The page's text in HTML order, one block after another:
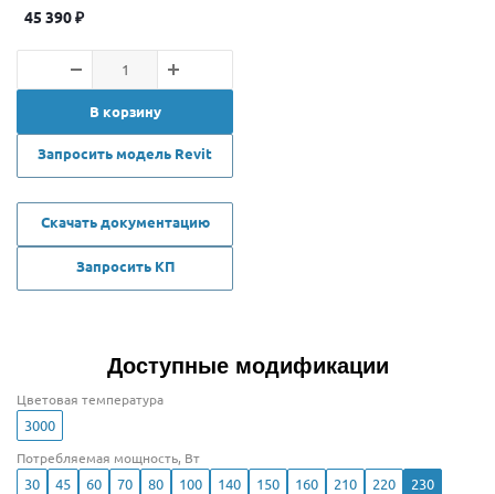
45 390₽
В корзину
Запросить модель Revit
Скачать документацию
Запросить КП
Доступные модификации
Цветовая температура
3000
Потребляемая мощность, Вт
30 45 60 70 80 100 140 150 160 210 220
230